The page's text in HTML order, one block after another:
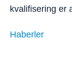
kvalifisering er
Haberler